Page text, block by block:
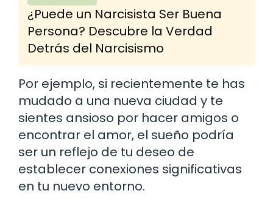
¿Puede un Narcisista Ser Buena
Persona? Descubre la Verdad
Detrás del Narcisismo
Por ejemplo, si recientemente te has
mudado a una nueva ciudad y te
sientes ansioso por hacer amigos o
encontrar el amor, el sueño podría
ser un reflejo de tu deseo de
establecer conexiones significativas
en tu nuevo entorno.